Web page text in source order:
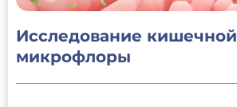
Исследование кишечной
микрофлоры